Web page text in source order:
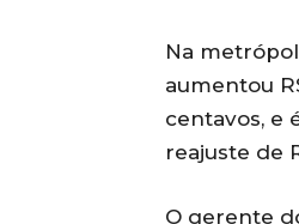
Na
aumentou
centavos, e
reajuste de
O gerente